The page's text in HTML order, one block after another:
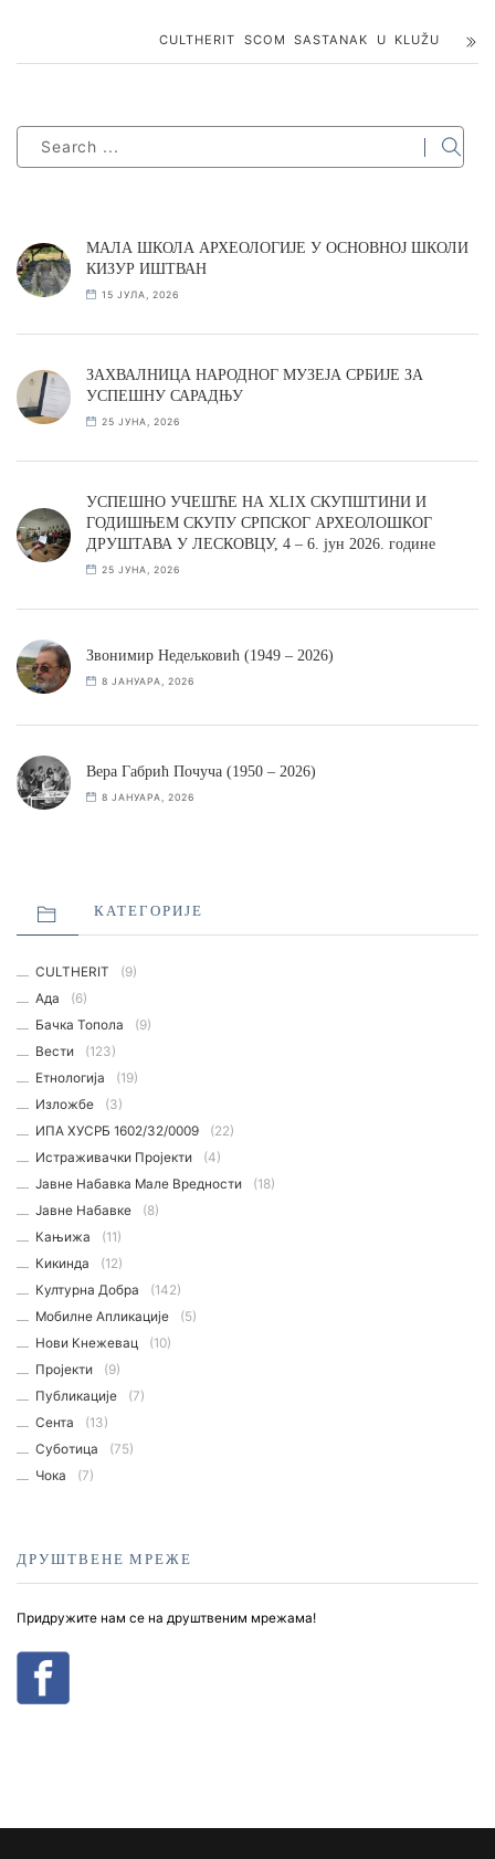
CULTHERIT SCOM SASTANAK U KLUŽU
МАЛА ШКОЛА АРХЕОЛОГИЈЕ У ОСНОВНОЈ ШКОЛИ
КИЗУР ИШТВАН
15 ЈУЛА, 2026
ЗАХВАЛНИЦА НАРОДНОГ МУЗЕЈА СРБИЈЕ ЗА
УСПЕШНУ САРАДЊУ
25 ЈУНА, 2026
УСПЕШНО УЧЕШЋЕ НА XLIX СКУПШТИНИ И
ГОДИШЊЕМ СКУПУ СРПСКОГ АРХЕОЛОШКОГ
ДРУШТАВА У ЛЕСКОВЦУ, 4 – 6. јун 2026. године
25 ЈУНА, 2026
Звонимир Недељковић (1949 – 2026)
8 ЈАНУАРА, 2026
Вера Габрић Почуча (1950 – 2026)
8 ЈАНУАРА, 2026
КАТЕГОРИЈЕ
CULTHERIT
(9)
Ада
(6)
Бачка Топола
(9)
Вести
(123)
Етнологијa
(19)
Изложбе
(3)
ИПА ХУСРБ 1602/32/0009
(22)
Истраживачки Пројекти
(4)
Јавне Набавка Мале Вредности
(18)
Јавне Набавке
(8)
Кањижа
(11)
Кикинда
(12)
Културна Добра
(142)
Мобилне Апликације
(5)
Нови Кнежевац
(10)
Пројекти
(9)
Публикације
(7)
Сента
(13)
Суботица
(75)
Чока
(7)
ДРУШТВЕНЕ МРЕЖЕ
Придружите нам се на друштвеним мрежама!